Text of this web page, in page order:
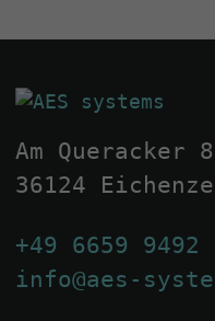
Am Queracker
36124
+49 6659 9492
info@aes-